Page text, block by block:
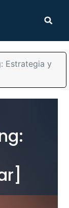
Estrategia y